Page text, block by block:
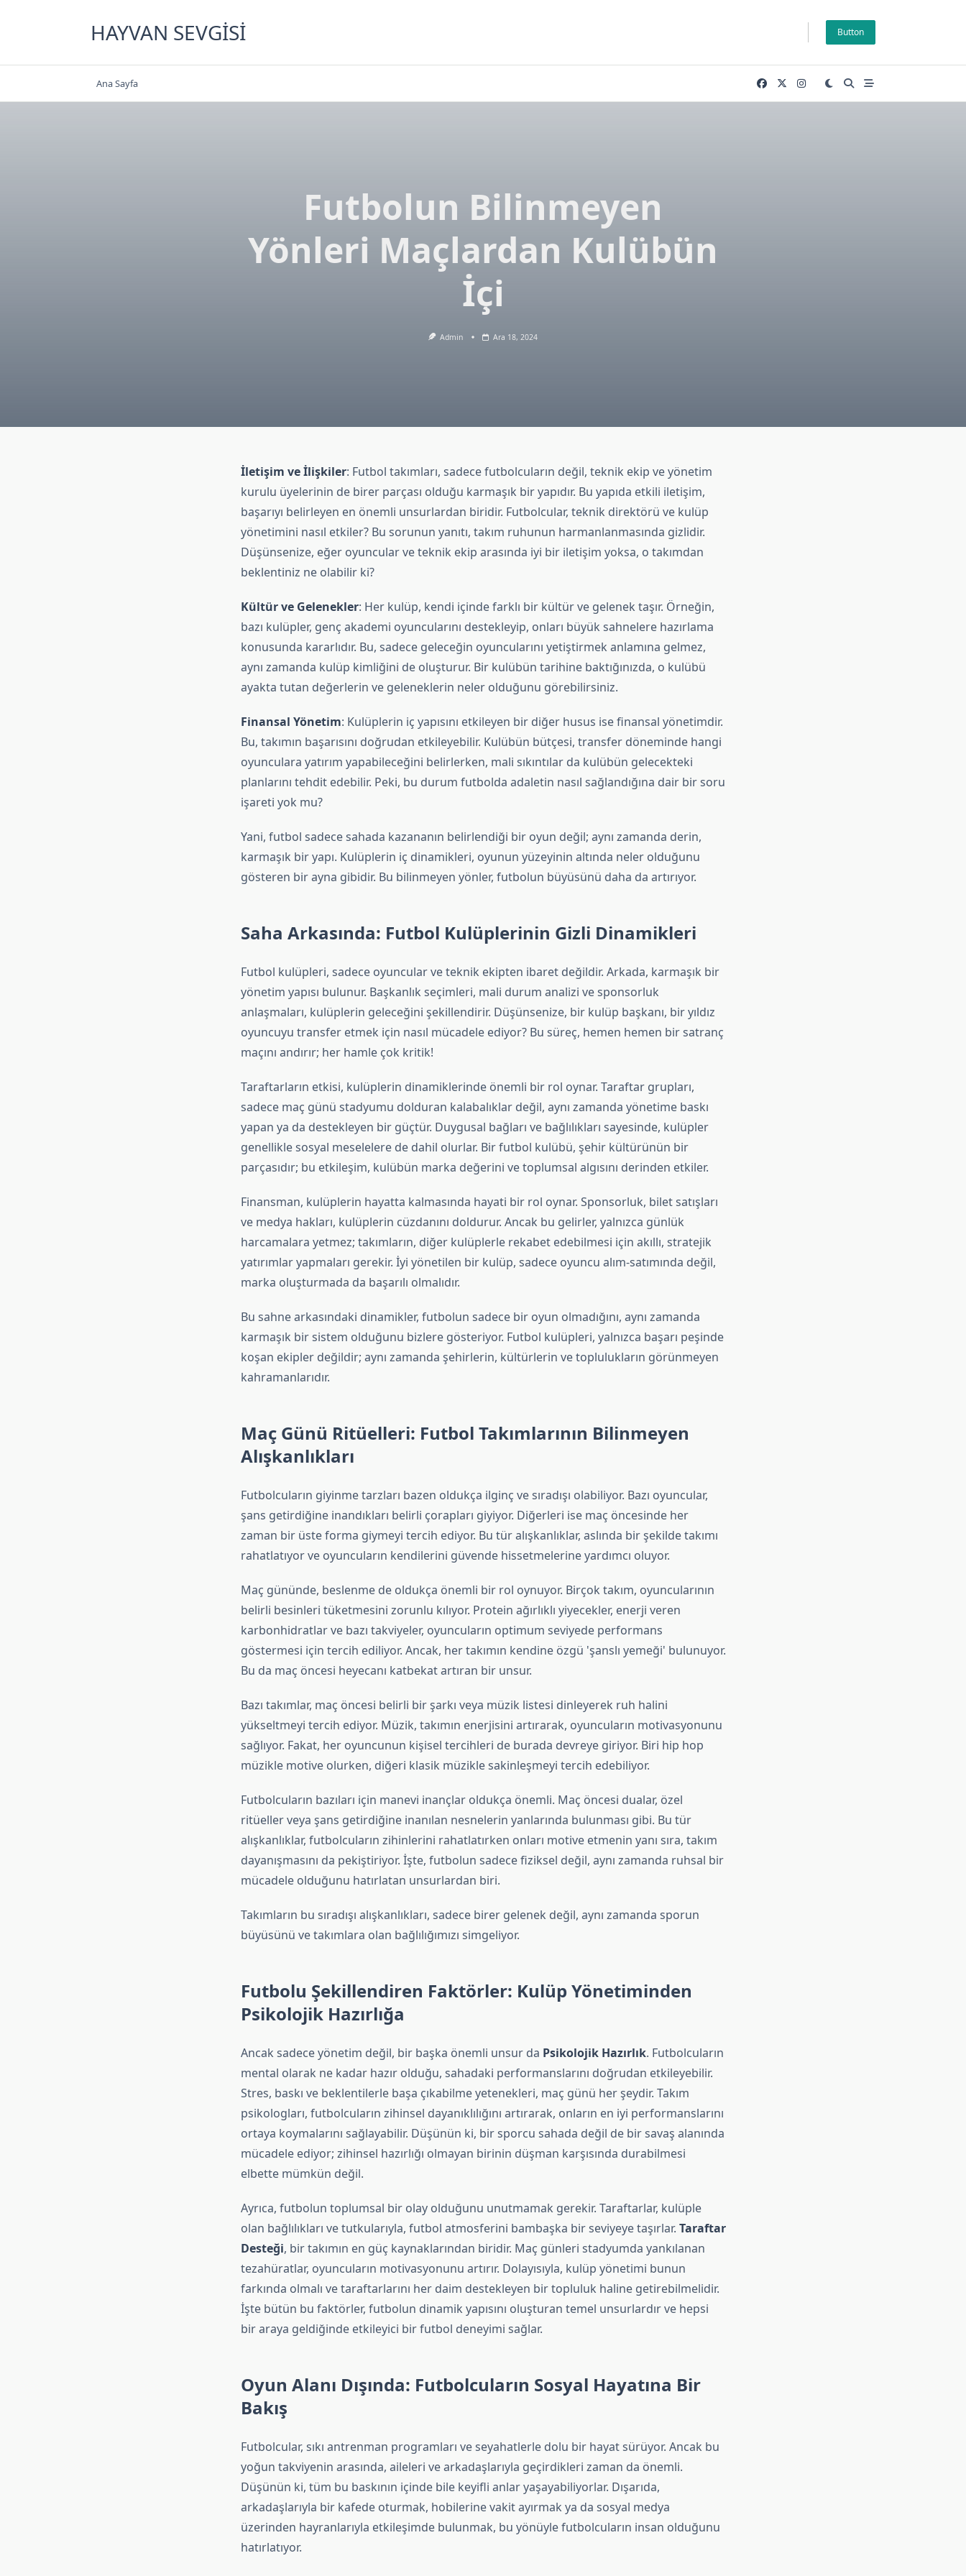
HAYVAN SEVGISI Button
Ana Sayfa
Futbolun Bilinmeyen
Yönleri Maçlardan Kulübün
İçi
Admin Ara 18, 2024
İletişim ve İlişkiler: Futbol takımları, sadece futbolcuların değil, teknik ekip ve yönetim
kurulu üyelerinin de birer parçası olduğu karmaşık bir yapıdır. Bu yapıda etkili iletişim,
başarıyı belirleyen en önemli unsurlardan biridir. Futbolcular, teknik direktörü ve kulüp
yönetimini nasıl etkiler? Bu sorunun yanıtı, takım ruhunun harmanlanmasında gizlidir.
Düşünsenize, eğer oyuncular ve teknik ekip arasında iyi bir iletişim yoksa, o takımdan
beklentiniz ne olabilir ki?
Kültür ve Gelenekler: Her kulüp, kendi içinde farklı bir kültür ve gelenek taşır. Örneğin,
bazı kulüpler, genç akademi oyuncularını destekleyip, onları büyük sahnelere hazırlama
konusunda kararlıdır. Bu, sadece geleceğin oyuncularını yetiştirmek anlamına gelmez,
aynı zamanda kulüp kimliğini de oluşturur. Bir kulübün tarihine baktığınızda, o kulübü
ayakta tutan değerlerin ve geleneklerin neler olduğunu görebilirsiniz.
Finansal Yönetim: Kulüplerin iç yapısını etkileyen bir diğer husus ise finansal yönetimdir.
Bu, takımın başarısını doğrudan etkileyebilir. Kulübün bütçesi, transfer döneminde hangi
oyunculara yatırım yapabileceğini belirlerken, mali sıkıntılar da kulübün gelecekteki
planlarını tehdit edebilir. Peki, bu durum futbolda adaletin nasıl sağlandığına dair bir soru
işareti yok mu?
Yani, futbol sadece sahada kazananın belirlendiği bir oyun değil; aynı zamanda derin,
karmaşık bir yapı. Kulüplerin iç dinamikleri, oyunun yüzeyinin altında neler olduğunu
gösteren bir ayna gibidir. Bu bilinmeyen yönler, futbolun büyüsünü daha da artırıyor.
Saha Arkasında: Futbol Kulüplerinin Gizli Dinamikleri
Futbol kulüpleri, sadece oyuncular ve teknik ekipten ibaret değildir. Arkada, karmaşık bir
yönetim yapısı bulunur. Başkanlık seçimleri, mali durum analizi ve sponsorluk
anlaşmaları, kulüplerin geleceğini şekillendirir. Düşünsenize, bir kulüp başkanı, bir yıldız
oyuncuyu transfer etmek için nasıl mücadele ediyor? Bu süreç, hemen hemen bir satranç
maçını andırır; her hamle çok kritik!
Taraftarların etkisi, kulüplerin dinamiklerinde önemli bir rol oynar. Taraftar grupları,
sadece maç günü stadyumu dolduran kalabalıklar değil, aynı zamanda yönetime baskı
yapan ya da destekleyen bir güçtür. Duygusal bağları ve bağlılıkları sayesinde, kulüpler
genellikle sosyal meselelere de dahil olurlar. Bir futbol kulübü, şehir kültürünün bir
parçasıdır; bu etkileşim, kulübün marka değerini ve toplumsal algısını derinden etkiler.
Finansman, kulüplerin hayatta kalmasında hayati bir rol oynar. Sponsorluk, bilet satışları
ve medya hakları, kulüplerin cüzdanını doldurur. Ancak bu gelirler, yalnızca günlük
harcamalara yetmez; takımların, diğer kulüplerle rekabet edebilmesi için akıllı, stratejik
yatırımlar yapmaları gerekir. İyi yönetilen bir kulüp, sadece oyuncu alım-satımında değil,
marka oluşturmada da başarılı olmalıdır.
Bu sahne arkasındaki dinamikler, futbolun sadece bir oyun olmadığını, aynı zamanda
karmaşık bir sistem olduğunu bizlere gösteriyor. Futbol kulüpleri, yalnızca başarı peşinde
koşan ekipler değildir; aynı zamanda şehirlerin, kültürlerin ve toplulukların görünmeyen
kahramanlarıdır.
Maç Günü Ritüelleri: Futbol Takımlarının Bilinmeyen
Alışkanlıkları
Futbolcuların giyinme tarzları bazen oldukça ilginç ve sıradışı olabiliyor. Bazı oyuncular,
şans getirdiğine inandıkları belirli çorapları giyiyor. Diğerleri ise maç öncesinde her
zaman bir üste forma giymeyi tercih ediyor. Bu tür alışkanlıklar, aslında bir şekilde takımı
rahatlatıyor ve oyuncuların kendilerini güvende hissetmelerine yardımcı oluyor.
Maç gününde, beslenme de oldukça önemli bir rol oynuyor. Birçok takım, oyuncularının
belirli besinleri tüketmesini zorunlu kılıyor. Protein ağırlıklı yiyecekler, enerji veren
karbonhidratlar ve bazı takviyeler, oyuncuların optimum seviyede performans
göstermesi için tercih ediliyor. Ancak, her takımın kendine özgü 'şanslı yemeği' bulunuyor.
Bu da maç öncesi heyecanı katbekat artıran bir unsur.
Bazı takımlar, maç öncesi belirli bir şarkı veya müzik listesi dinleyerek ruh halini
yükseltmeyi tercih ediyor. Müzik, takımın enerjisini artırarak, oyuncuların motivasyonunu
sağlıyor. Fakat, her oyuncunun kişisel tercihleri de burada devreye giriyor. Biri hip hop
müzikle motive olurken, diğeri klasik müzikle sakinleşmeyi tercih edebiliyor.
Futbolcuların bazıları için manevi inançlar oldukça önemli. Maç öncesi dualar, özel
ritüeller veya şans getirdiğine inanılan nesnelerin yanlarında bulunması gibi. Bu tür
alışkanlıklar, futbolcuların zihinlerini rahatlatırken onları motive etmenin yanı sıra, takım
dayanışmasını da pekiştiriyor. İşte, futbolun sadece fiziksel değil, aynı zamanda ruhsal bir
mücadele olduğunu hatırlatan unsurlardan biri.
Takımların bu sıradışı alışkanlıkları, sadece birer gelenek değil, aynı zamanda sporun
büyüsünü ve takımlara olan bağlılığımızı simgeliyor.
Futbolu Şekillendiren Faktörler: Kulüp Yönetiminden
Psikolojik Hazırlığa
Ancak sadece yönetim değil, bir başka önemli unsur da Psikolojik Hazırlık. Futbolcuların
mental olarak ne kadar hazır olduğu, sahadaki performanslarını doğrudan etkileyebilir.
Stres, baskı ve beklentilerle başa çıkabilme yetenekleri, maç günü her şeydir. Takım
psikologları, futbolcuların zihinsel dayanıklılığını artırarak, onların en iyi performanslarını
ortaya koymalarını sağlayabilir. Düşünün ki, bir sporcu sahada değil de bir savaş alanında
mücadele ediyor; zihinsel hazırlığı olmayan birinin düşman karşısında durabilmesi
elbette mümkün değil.
Ayrıca, futbolun toplumsal bir olay olduğunu unutmamak gerekir. Taraftarlar, kulüple
olan bağlılıkları ve tutkularıyla, futbol atmosferini bambaşka bir seviyeye taşırlar. Taraftar
Desteği, bir takımın en güç kaynaklarından biridir. Maç günleri stadyumda yankılanan
tezahüratlar, oyuncuların motivasyonunu artırır. Dolayısıyla, kulüp yönetimi bunun
farkında olmalı ve taraftarlarını her daim destekleyen bir topluluk haline getirebilmelidir.
İşte bütün bu faktörler, futbolun dinamik yapısını oluşturan temel unsurlardır ve hepsi
bir araya geldiğinde etkileyici bir futbol deneyimi sağlar.
Oyun Alanı Dışında: Futbolcuların Sosyal Hayatına Bir
Bakış
Futbolcular, sıkı antrenman programları ve seyahatlerle dolu bir hayat sürüyor. Ancak bu
yoğun takviyenin arasında, aileleri ve arkadaşlarıyla geçirdikleri zaman da önemli.
Düşünün ki, tüm bu baskının içinde bile keyifli anlar yaşayabiliyorlar. Dışarıda,
arkadaşlarıyla bir kafede oturmak, hobilerine vakit ayırmak ya da sosyal medya
üzerinden hayranlarıyla etkileşimde bulunmak, bu yönüyle futbolcuların insan olduğunu
hatırlatıyor.